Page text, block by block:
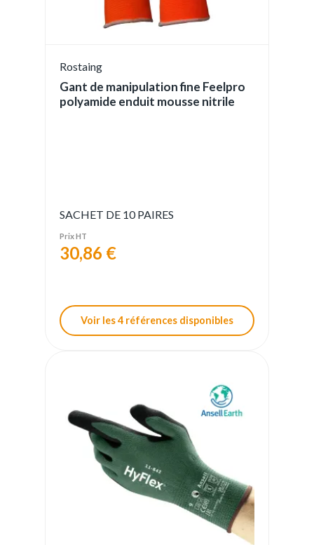
Rostaing
Gant de manipulation fine Feelpro
polyamide enduit mousse nitrile
SACHET DE 10 PAIRES
Prix HT
30,86 €
Voir les 4 références disponibles